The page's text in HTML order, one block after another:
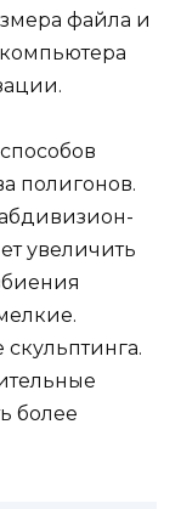
файла и
полигонов.
увеличить
более